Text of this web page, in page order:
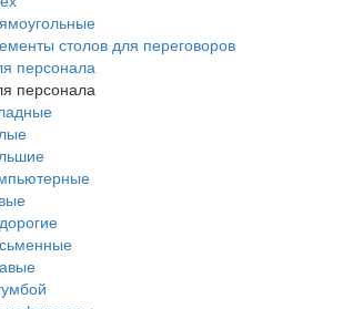
столов для переговоров
персонала
персонала